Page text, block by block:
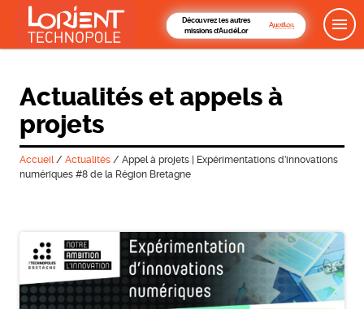
Découvrez les autres
missions d'AudéLor
Actualités et appels à
projets
Accueil/ Actualités/ Appel à projets | Expérimentations d’innovations
numériques #8 de la Région Bretagne